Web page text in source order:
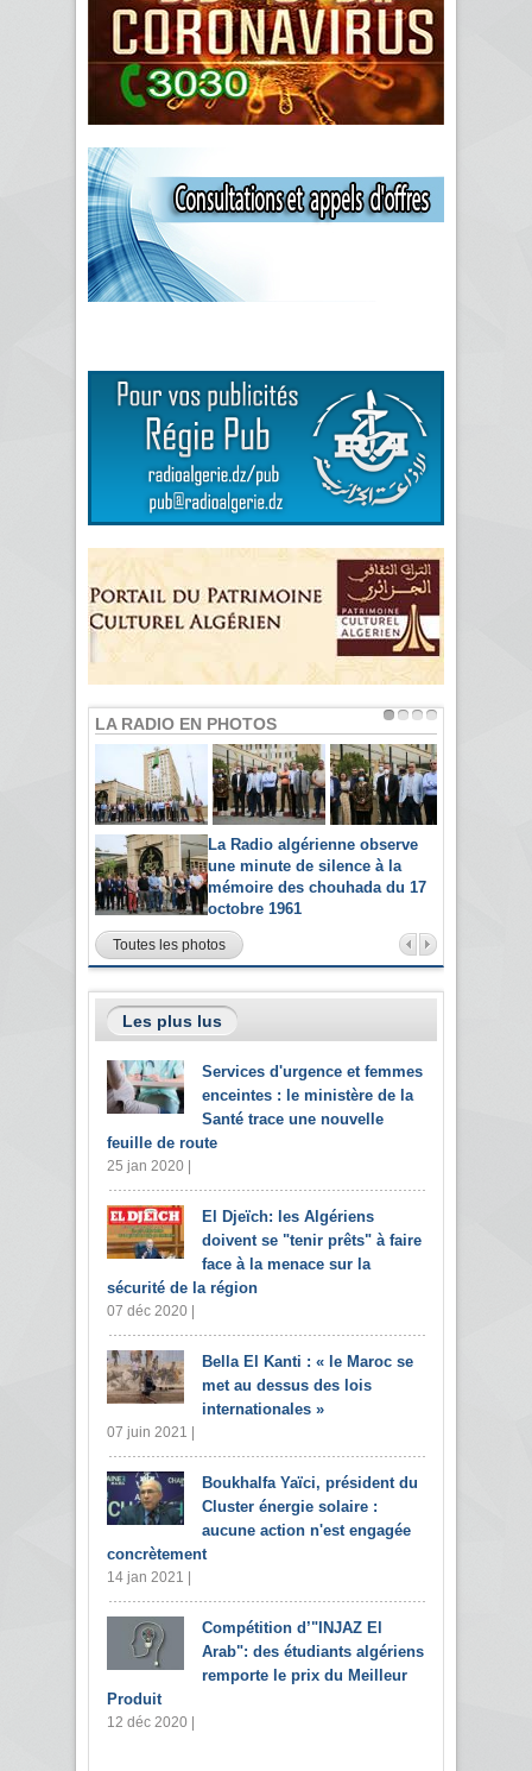
LA RADIO EN PHOTOS
La Radio algérienne observe
une minute de silence à la
mémoire des chouhada du 17
octobre 1961
Toutes les photos
Les plus lus
Services d'urgence et femmes
enceintes : le ministère de la
Santé trace une nouvelle
feuille de route
25 jan 2020 |
El Djeïch: les Algériens
doivent se "tenir prêts" à faire
face à la menace sur la
sécurité de la région
07 déc 2020 |
Bella El Kanti : « le Maroc se
met au dessus des lois
internationales »
07 juin 2021 |
Boukhalfa Yaïci, président du
Cluster énergie solaire :
aucune action n'est engagée
concrètement
14 jan 2021 |
Compétition d’"INJAZ El
Arab": des étudiants algériens
remporte le prix du Meilleur
Produit
12 déc 2020 |